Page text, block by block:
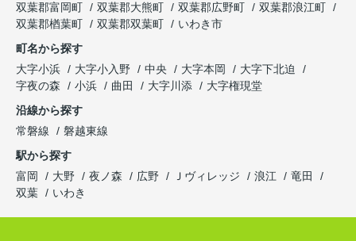
双葉郡富岡町
双葉郡大熊町 双葉郡広野町
双葉郡浪江町
双葉郡楢葉町
双葉郡双葉町
いわき市
町名から探す
大字小浜
大字小入野 中央 大字本岡
大字下北迫
字夜の森
小浜 曲田 大字川添
大字権現堂
沿線から探す
常磐線
磐越東線
駅から探す
富岡
大野 夜ノ森 広野 Ｊヴィレッジ 浪江
竜田
双葉
いわき